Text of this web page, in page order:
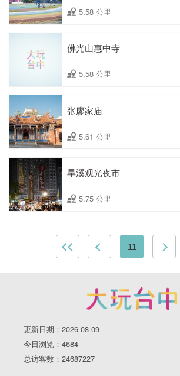
5.58 公里
佛光山惠中寺
5.58 公里
张廖家庙
5.61 公里
旱溪观光夜市
5.75 公里
11
更新日期：2026-08-09
今日浏览：4684
总访客数：24687227